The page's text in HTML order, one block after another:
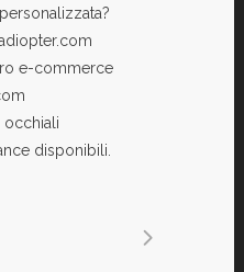
e-commerce
occhiali
disponibili.